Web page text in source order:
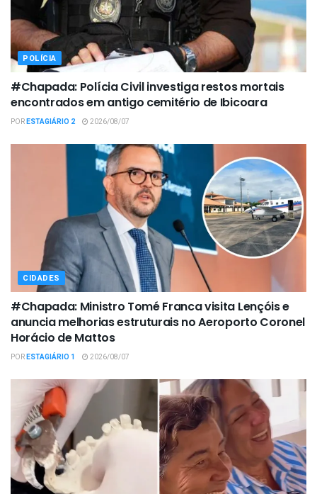
POLÍCIA
#Chapada: Polícia Civil investiga restos mortais
encontrados em antigo cemitério de Ibicoara
PORESTAGIÁRIO 2 2026/08/07
CIDADES
#Chapada: Ministro Tomé Franca visita Lençóis e
anuncia melhorias estruturais no Aeroporto Coronel
Horácio de Mattos
PORESTAGIÁRIO 1 2026/08/07